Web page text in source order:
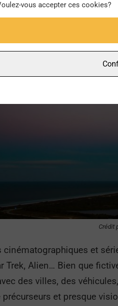
Crédit
et
Trek, Alien… Bien que
des villes, des
et presque
vous accepter ces cookies?